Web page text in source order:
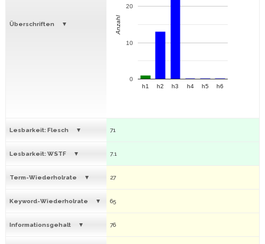
Überschriften
h1 h2 h3 h4 h5 h6
0
10
20
Anzahl
Lesbarkeit: Flesch 71
Lesbarkeit: WSTF 7.1
Term-Wiederholrate 27
Keyword-Wiederholrate 65
Informationsgehalt 76